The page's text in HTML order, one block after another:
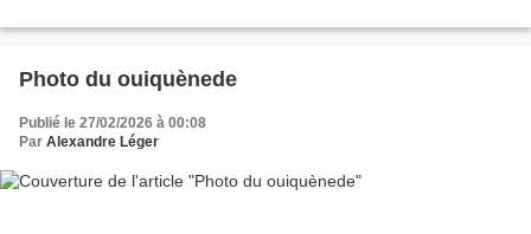
Photo du ouiquènede
Publié le 27/02/2026 à 00:08
Par Alexandre Léger